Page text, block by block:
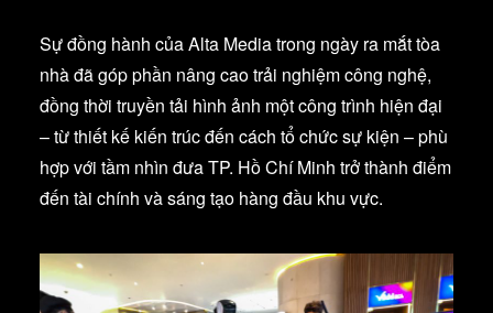
Sự đồng hành của Alta Media trong ngày ra mắt tòa
nhà đã góp phần nâng cao trải nghiệm công nghệ,
đồng thời truyền tải hình ảnh một công trình hiện đại
– từ thiết kế kiến trúc đến cách tổ chức sự kiện – phù
hợp với tầm nhìn đưa TP. Hồ Chí Minh trở thành điểm
đến tài chính và sáng tạo hàng đầu khu vực.